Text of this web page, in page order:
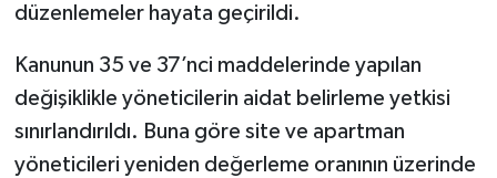
düzenlemeler hayata geçirildi.
Kanunun 35 ve 37’nci maddelerinde yapılan
değişiklikle yöneticilerin aidat belirleme yetkisi
sınırlandırıldı. Buna göre site ve apartman
yöneticileri yeniden değerleme oranının üzerinde